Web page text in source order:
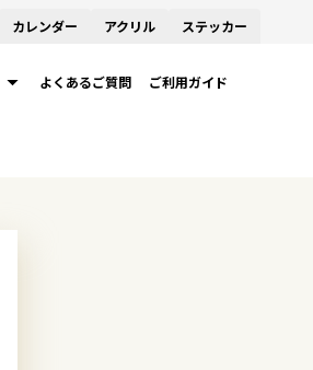
カレンダー アクリル ステッカー
よくあるご質問 ご利用ガイド